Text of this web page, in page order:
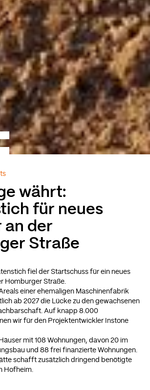
währt:
für neues
an der
Straße
fiel der Startschuss für ein neues
Homburger Straße.
einer ehemaligen Maschinenfabrik
ab 2027 die Lücke zu den gewachsenen
Auf knapp 8.000
wir für den Projektentwickler Instone
mit 108 Wohnungen, davon 20 im
und 88 frei finanzierte Wohnungen.
schafft zusätzlich dringend benötigte
Hofheim.